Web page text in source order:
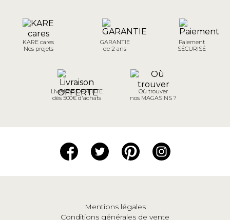
KARE cares
Nos projets
GARANTIE
de 2 ans
Paiement
SÉCURISÉ
Livraison OFFERTE
dès 500€ d'achats
Où trouver
nos MAGASINS ?
Mentions légales
Conditions générales de vente